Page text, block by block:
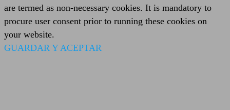
are termed as non-necessary cookies. It is mandatory to
procure user consent prior to running these cookies on
your website.
GUARDAR Y ACEPTAR